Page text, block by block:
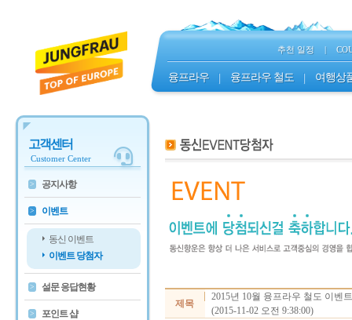
추천 일정 |
융프라우 융프라우 철도 여행상
고객센터
Customer Center
> 공지사항
> 이벤트
동신 이벤트
이벤트 당첨자
> 설문 응답현황
> 포인트 샵
제목
2015년 10월 융프라우 철도 이벤
(2015-11-02 오전 9:38:00)